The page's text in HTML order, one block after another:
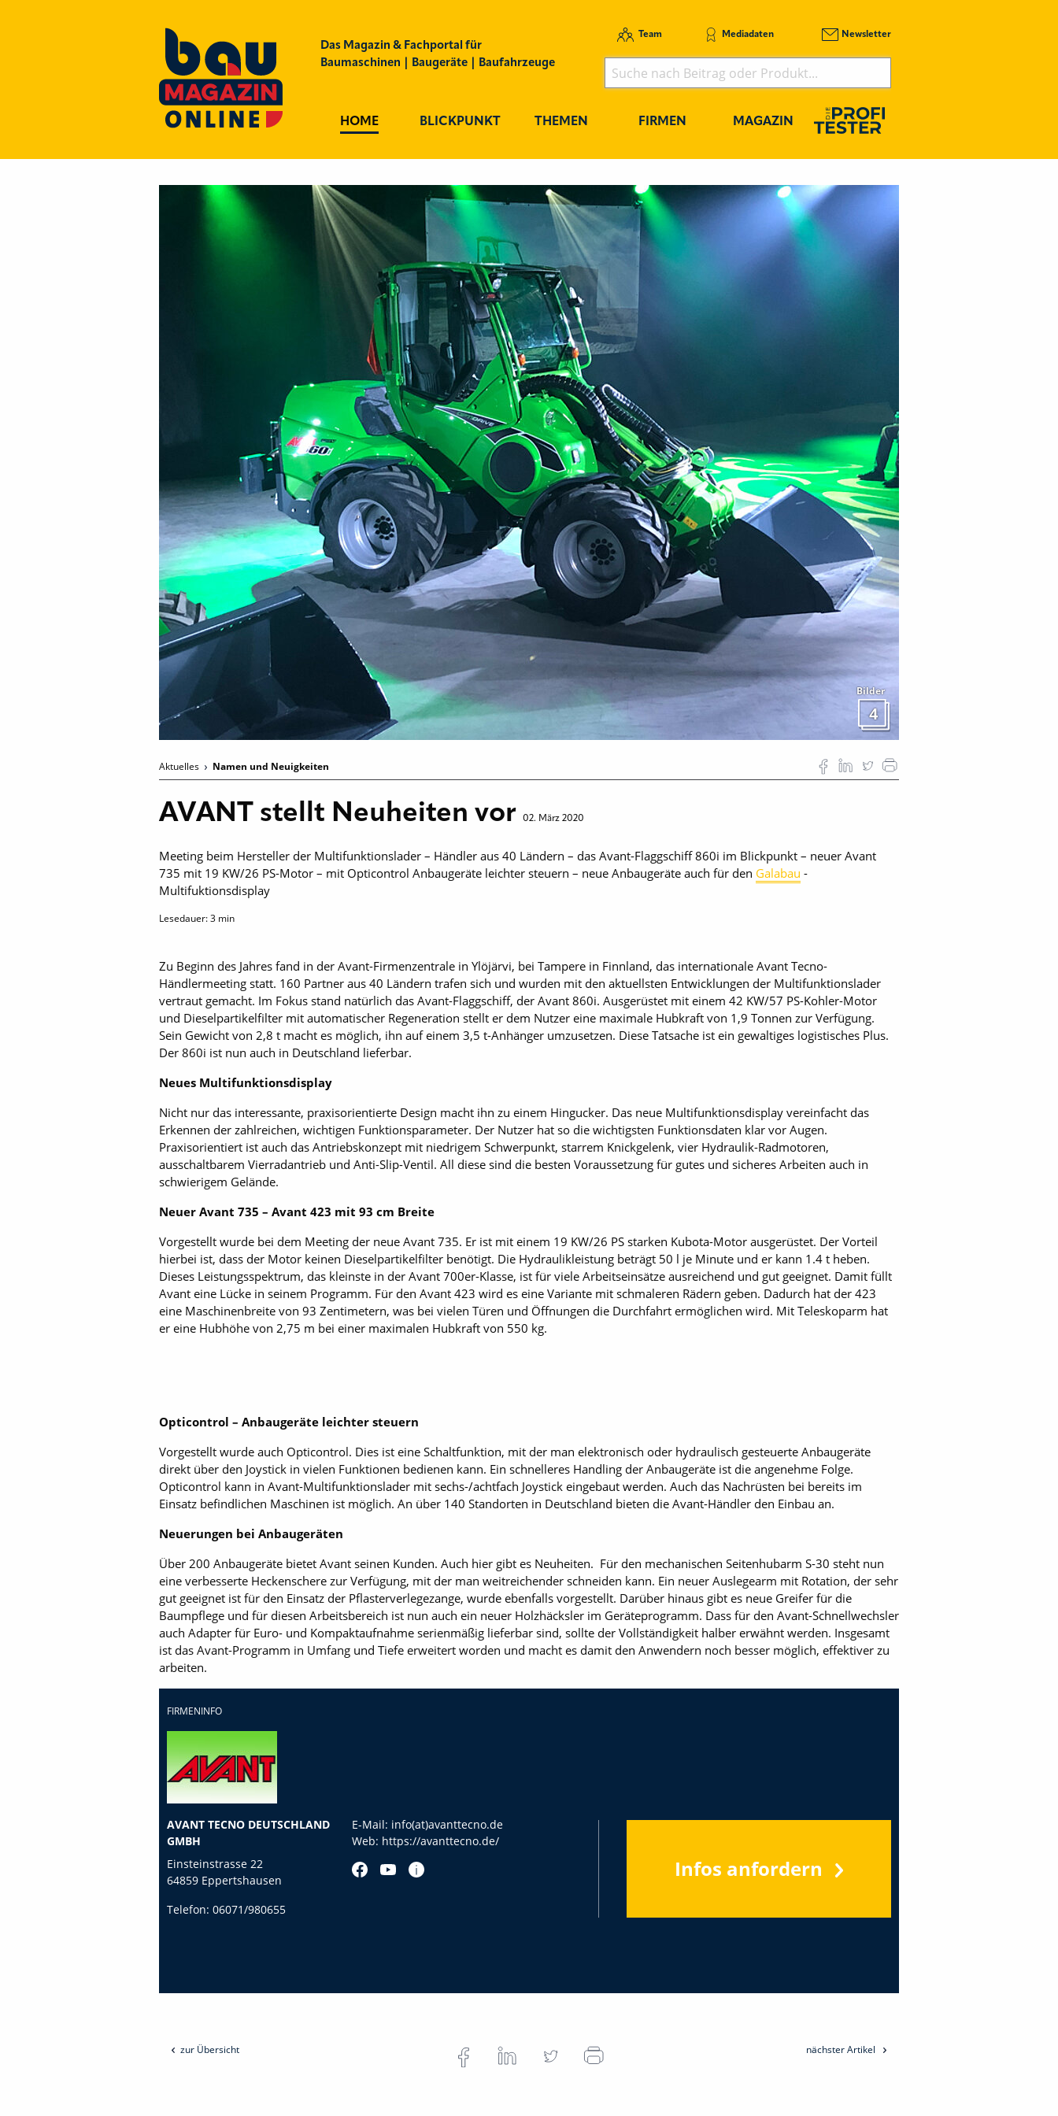
Das Magazin & Fachportal für
Baumaschinen | Baugeräte | Baufahrzeuge
Team Mediadaten Newsletter
HOME BLICKPUNKT THEMEN FIRMEN MAGAZIN
Bilder
4
Aktuelles Namen und Neuigkeiten
AVANT stellt Neuheiten vor 02. März 2020
Meeting beim Hersteller der Multifunktionslader – Händler aus 40 Ländern – das Avant-Flaggschiff 860i im Blickpunkt – neuer Avant
735 mit 19 KW/26 PS-Motor – mit Opticontrol Anbaugeräte leichter steuern – neue Anbaugeräte auch für den Galabau -
Multifuktionsdisplay
Lesedauer:3 min
Zu Beginn des Jahres fand in der Avant-Firmenzentrale in Ylöjärvi, bei Tampere in Finnland, das internationale Avant Tecno-
Händlermeeting statt. 160 Partner aus 40 Ländern trafen sich und wurden mit den aktuellsten Entwicklungen der Multifunktionslader
vertraut gemacht. Im Fokus stand natürlich das Avant-Flaggschiff, der Avant 860i. Ausgerüstet mit einem 42 KW/57 PS-Kohler-Motor
und Dieselpartikelfilter mit automatischer Regeneration stellt er dem Nutzer eine maximale Hubkraft von 1,9 Tonnen zur Verfügung.
Sein Gewicht von 2,8 t macht es möglich, ihn auf einem 3,5 t-Anhänger umzusetzen. Diese Tatsache ist ein gewaltiges logistisches Plus.
Der 860i ist nun auch in Deutschland lieferbar.
Neues Multifunktionsdisplay
Nicht nur das interessante, praxisorientierte Design macht ihn zu einem Hingucker. Das neue Multifunktionsdisplay vereinfacht das
Erkennen der zahlreichen, wichtigen Funktionsparameter. Der Nutzer hat so die wichtigsten Funktionsdaten klar vor Augen.
Praxisorientiert ist auch das Antriebskonzept mit niedrigem Schwerpunkt, starrem Knickgelenk, vier Hydraulik-Radmotoren,
ausschaltbarem Vierradantrieb und Anti-Slip-Ventil. All diese sind die besten Voraussetzung für gutes und sicheres Arbeiten auch in
schwierigem Gelände.
Neuer Avant 735 – Avant 423 mit 93 cm Breite
Vorgestellt wurde bei dem Meeting der neue Avant 735. Er ist mit einem 19 KW/26 PS starken Kubota-Motor ausgerüstet. Der Vorteil
hierbei ist, dass der Motor keinen Dieselpartikelfilter benötigt. Die Hydraulikleistung beträgt 50 l je Minute und er kann 1.4 t heben.
Dieses Leistungsspektrum, das kleinste in der Avant 700er-Klasse, ist für viele Arbeitseinsätze ausreichend und gut geeignet. Damit füllt
Avant eine Lücke in seinem Programm. Für den Avant 423 wird es eine Variante mit schmaleren Rädern geben. Dadurch hat der 423
eine Maschinenbreite von 93 Zentimetern, was bei vielen Türen und Öffnungen die Durchfahrt ermöglichen wird. Mit Teleskoparm hat
er eine Hubhöhe von 2,75 m bei einer maximalen Hubkraft von 550 kg.
Opticontrol – Anbaugeräte leichter steuern
Vorgestellt wurde auch Opticontrol. Dies ist eine Schaltfunktion, mit der man elektronisch oder hydraulisch gesteuerte Anbaugeräte
direkt über den Joystick in vielen Funktionen bedienen kann. Ein schnelleres Handling der Anbaugeräte ist die angenehme Folge.
Opticontrol kann in Avant-Multifunktionslader mit sechs-/achtfach Joystick eingebaut werden. Auch das Nachrüsten bei bereits im
Einsatz befindlichen Maschinen ist möglich. An über 140 Standorten in Deutschland bieten die Avant-Händler den Einbau an.
Neuerungen bei Anbaugeräten
Über 200 Anbaugeräte bietet Avant seinen Kunden. Auch hier gibt es Neuheiten. Für den mechanischen Seitenhubarm S-30 steht nun
eine verbesserte Heckenschere zur Verfügung, mit der man weitreichender schneiden kann. Ein neuer Auslegearm mit Rotation, der sehr
gut geeignet ist für den Einsatz der Pflasterverlegezange, wurde ebenfalls vorgestellt. Darüber hinaus gibt es neue Greifer für die
Baumpflege und für diesen Arbeitsbereich ist nun auch ein neuer Holzhäcksler im Geräteprogramm. Dass für den Avant-Schnellwechsler
auch Adapter für Euro- und Kompaktaufnahme serienmäßig lieferbar sind, sollte der Vollständigkeit halber erwähnt werden. Insgesamt
ist das Avant-Programm in Umfang und Tiefe erweitert worden und macht es damit den Anwendern noch besser möglich, effektiver zu
arbeiten.
FIRMENINFO
AVANT TECNO DEUTSCHLAND
GMBH
Einsteinstrasse 22
64859 Eppertshausen
Telefon: 06071/980655
E-Mail: info(at)avanttecno.de
Web: https://avanttecno.de/
Infos anfordern
zur Übersicht nächster Artikel